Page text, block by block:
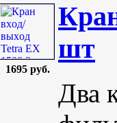
1695 руб.
шт
Два